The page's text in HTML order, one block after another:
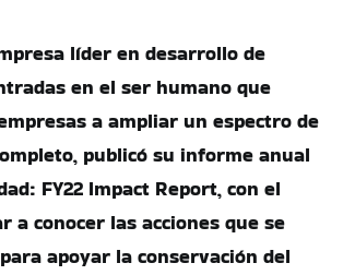
líder en desarrollo de
en el ser humano que
a ampliar un espectro de
publicó su informe anual
FY22 Impact Report, con el
a conocer las acciones que se
apoyar la conservación del